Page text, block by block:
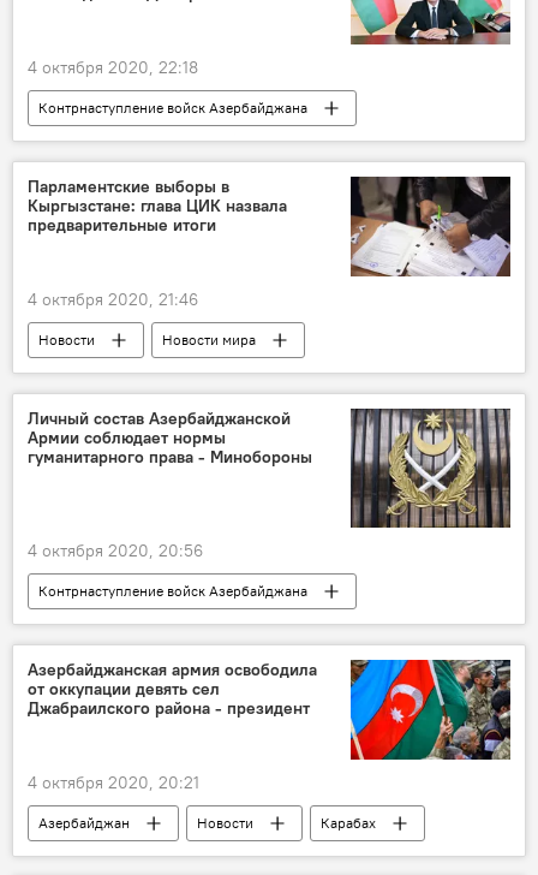
4 октября 2020, 22:18
Контрнаступление войск Азербайджана
Азербайджан
Новости
Карабах
Парламентские выборы в
Кыргызстане: глава ЦИК назвала
предварительные итоги
4 октября 2020, 21:46
Новости Новости мира
Личный состав Азербайджанской
Армии соблюдает нормы
гуманитарного права - Минобороны
4 октября 2020, 20:56
Контрнаступление войск Азербайджана
Азербайджан
Новости Карабах
Азербайджанская армия освободила
от оккупации девять сел
Джабраилского района - президент
4 октября 2020, 20:21
Азербайджан Новости
Карабах
Контрнаступление войск Азербайджана